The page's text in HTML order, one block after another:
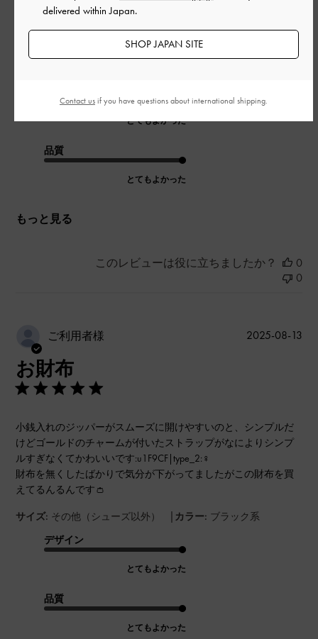
きれいでしっかりしていて、カード入れもあります。
とてもよかった
品質
とてもよかった
もっと見る
このレビューは役に立ちましたか？
0
0
ご利用者様
お財布
小銭入れのジッパーがスムーズに開けやすいのと、シンプルだ
けどゴールドのチャームが付いたストラップがなによりシンプ
ルすぎなくてかわいいです:u1F9CF|type_2:‍♀️
財布を無くしたばかりで気分が下がってましたがこの財布を買
えてるんるんです👛
サイズ: その他（シューズ以外） | カラー: ブラック系
デザイン
とてもよかった
品質
とてもよかった
公
2025-08-13
delivered within Japan.
SHOP JAPAN SITE
Contact usif you have questions about international shipping.